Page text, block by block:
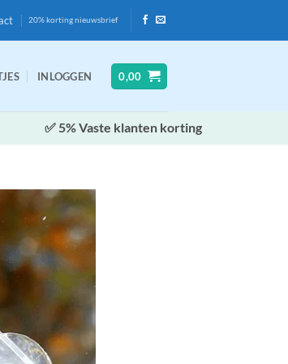
20% korting nieuwsbrief
INLOGGEN 0,00
✅ 5% Vaste klanten korting